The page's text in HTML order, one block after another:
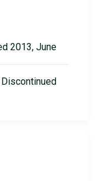
2013, June
Discontinued